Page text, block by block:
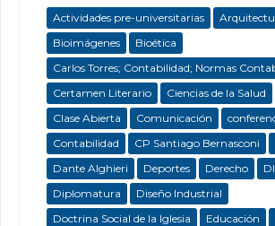
Actividades pre-universitarias
Bioimágenes
Bioética
Carlos Torres; Contabilidad; Normas
Certamen Literario
Ciencias de la Salud
Clase Abierta
Comunicación
Contabilidad
CP Santiago Bernasconi
Dante Alghieri
Deportes Derecho
DI
Diplomatura
Diseño Industrial
Doctrina Social de la Iglesia
Educación